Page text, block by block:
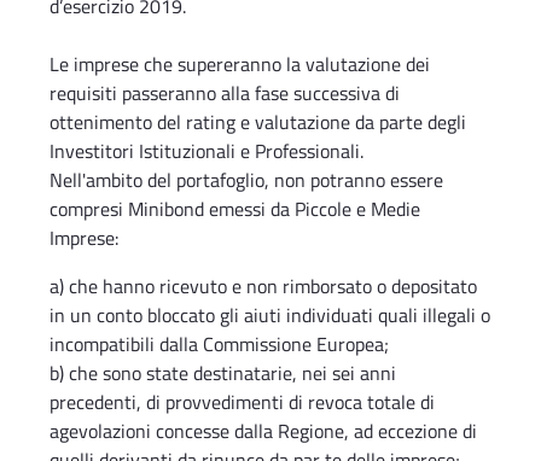
d’esercizio 2019.
Le imprese che supereranno la valutazione dei
requisiti passeranno alla fase successiva di
ottenimento del rating e valutazione da parte degli
Investitori Istituzionali e Professionali.
Nell'ambito del portafoglio, non potranno essere
compresi Minibond emessi da Piccole e Medie
Imprese:
a) che hanno ricevuto e non rimborsato o depositato
in un conto bloccato gli aiuti individuati quali illegali o
incompatibili dalla Commissione Europea;
b) che sono state destinatarie, nei sei anni
precedenti, di provvedimenti di revoca totale di
agevolazioni concesse dalla Regione, ad eccezione di